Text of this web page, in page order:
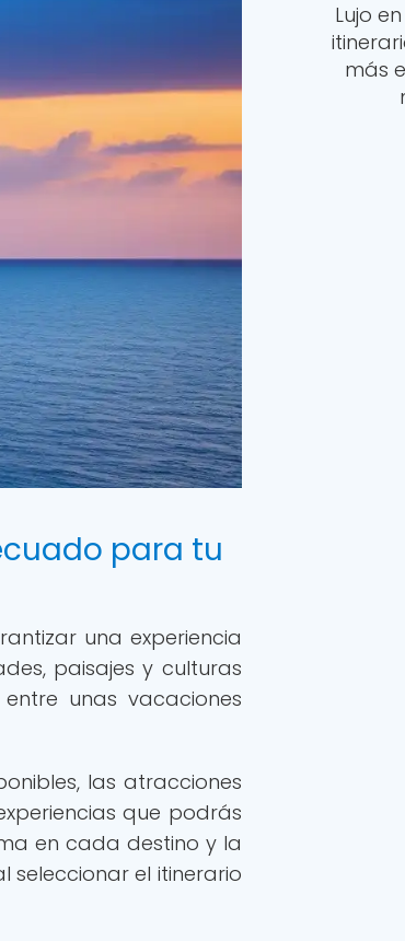
para tu
una experiencia
paisajes y culturas
unas vacaciones
las atracciones
que podrás
en cada destino y la
el itinerario
Lujo
más